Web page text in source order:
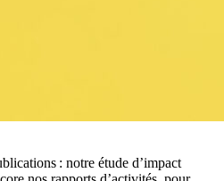
: notre étude d’impact